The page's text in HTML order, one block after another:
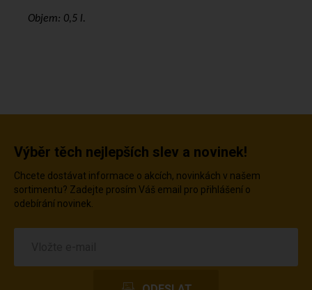
Objem: 0,5 l.
Výběr těch nejlepších slev a novinek!
Chcete dostávat informace o akcích, novinkách v našem
sortimentu? Zadejte prosím Váš email pro přihlášení o
odebírání novinek.